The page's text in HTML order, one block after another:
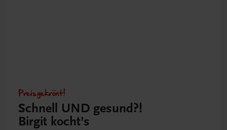
Preisgekrönt!
Schnell UND gesund?!
Birgit kocht’s